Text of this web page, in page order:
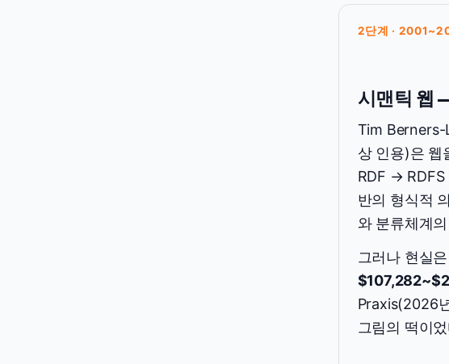
2단계 ·
시맨틱 웹
Tim Berners-
상 인용)은 웹
RDF →
반의 형식적
와 분류체계
그러나 현실
Praxis(2026
그림의 떡이